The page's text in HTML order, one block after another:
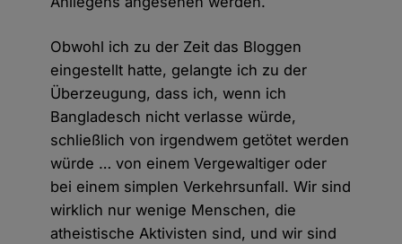
Obwohl ich zu der Zeit das Bloggen
eingestellt hatte, gelangte ich zu der
Überzeugung, dass ich, wenn ich
Bangladesch nicht verlasse würde,
schließlich von irgendwem getötet werden
würde … von einem Vergewaltiger oder
bei einem simplen Verkehrsunfall. Wir sind
wirklich nur wenige Menschen, die
atheistische Aktivisten sind, und wir sind